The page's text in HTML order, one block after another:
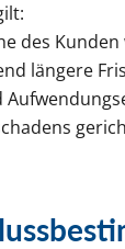
des
längere